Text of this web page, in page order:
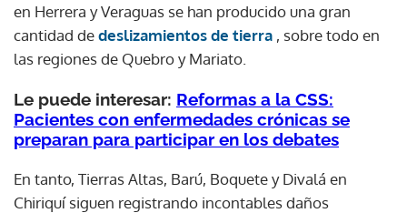
en Herrera y Veraguas se han producido una gran
cantidad dedeslizamientos de tierra , sobre todo en
las regiones de Quebro y Mariato.
Le puede interesar: Reformas a la CSS:
Pacientes con enfermedades crónicas se
preparan para participar en los debates
En tanto, Tierras Altas, Barú, Boquete y Divalá en
Chiriquí siguen registrando incontables daños